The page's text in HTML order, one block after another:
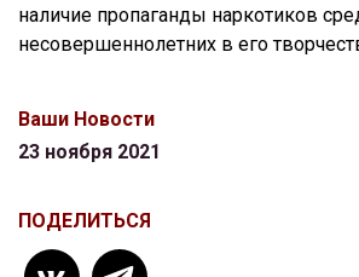
наличие пропаганды наркотиков
несовершеннолетних в его
Ваши Новости
23 ноября 2021
ПОДЕЛИТЬСЯ